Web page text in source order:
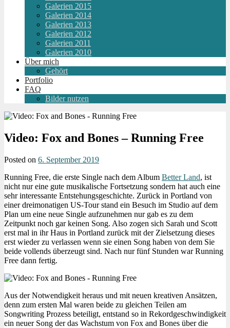
Galerien 2015
Galerien 2014
Galerien 2013
Galerien 2012
Galerien 2011
Galerien 2010
Über mich
Gehört
Portfolio
FAQ
Bilder nutzen
Video: Fox and Bones – Running Free
Posted on 6. September 2019
Running Free, die erste Single nach dem Album Better Land, ist
nicht nur eine gute musikalische Fortsetzung sondern hat auch eine
sehr interessante Entstehungsgeschichte. Zurück in Portland von
einer dreimonatigen US-Tour stand ein Besuch im Studio auf dem
Plan um eine neue Single aufzunehmen nur gab es zu dem
Zeitpunkt noch gar keinen Song. Also zogen sich Sarah und Scott
erst mal in ihr Haus in Portland zurück mit der Zielsetzung dieses
erst wieder zu verlassen wenn sie einen Song haben von dem Sie
beide vollends überzeugt sind. Nach nur fünf Stunden war Running
Free dann fertig.
Aus der Notwendigkeit heraus und mit neuen kreativen Ansätzen,
denn zum ersten Mal waren beide zu gleichen Teilen am
Songwriting Prozess beteiligt, entstand so in Rekordgeschwindigkeit
ein neuer Song der das Wachstum von Fox and Bones über die